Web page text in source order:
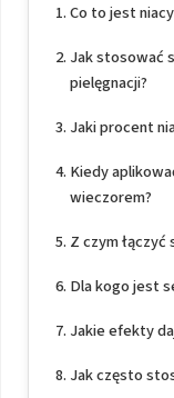
Co to jest
Jak stosować
pielęgnacji?
Jaki procent
Kiedy
wieczorem?
Z czym łączyć
Dla kogo jest
Jakie efekty
Jak często